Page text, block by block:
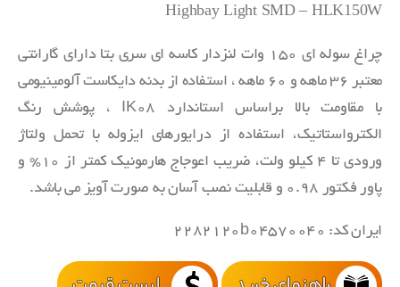
Highbay Light SMD – HLK150W
چراغ سوله‌ ای 150 وات لنزدار کاسه ای سری بتا دارای گارانتی
معتبر 36 ماهه و 60 ماهه ، استفاده از بدنه دایکاست آلومینیومی
با مقاومت بالا براساس استاندارد IK08 ، پوشش رنگ
الکترواستاتیک، استفاده از درایورهای ایزوله با تحمل ولتاژ
ورودی تا 4 کیلو ولت، ضریب اعوجاج هارمونیک کمتر از 10% و
پاور فکتور 0.98 و قابلیت نصب آسان به صورت آویز می باشد.
ایران کد: 2282120b04570040